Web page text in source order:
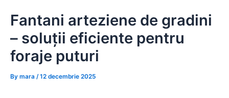
Fantani arteziene de gradini
– soluții eficiente pentru
foraje puturi
By mara /12 decembrie 2025